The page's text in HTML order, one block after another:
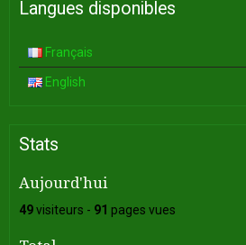
Langues disponibles
Français
English
Stats
Aujourd'hui
49visiteurs - 91 pages vues